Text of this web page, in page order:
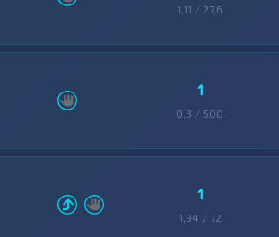
1,11 / 27,6
1
0,3 / 500
1
1,94 / 72